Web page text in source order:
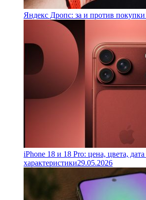
Яндекс Дропс: за и против покупки
iPhone 18 и 18 Pro: цена, цвета,
характеристики29.05.2026